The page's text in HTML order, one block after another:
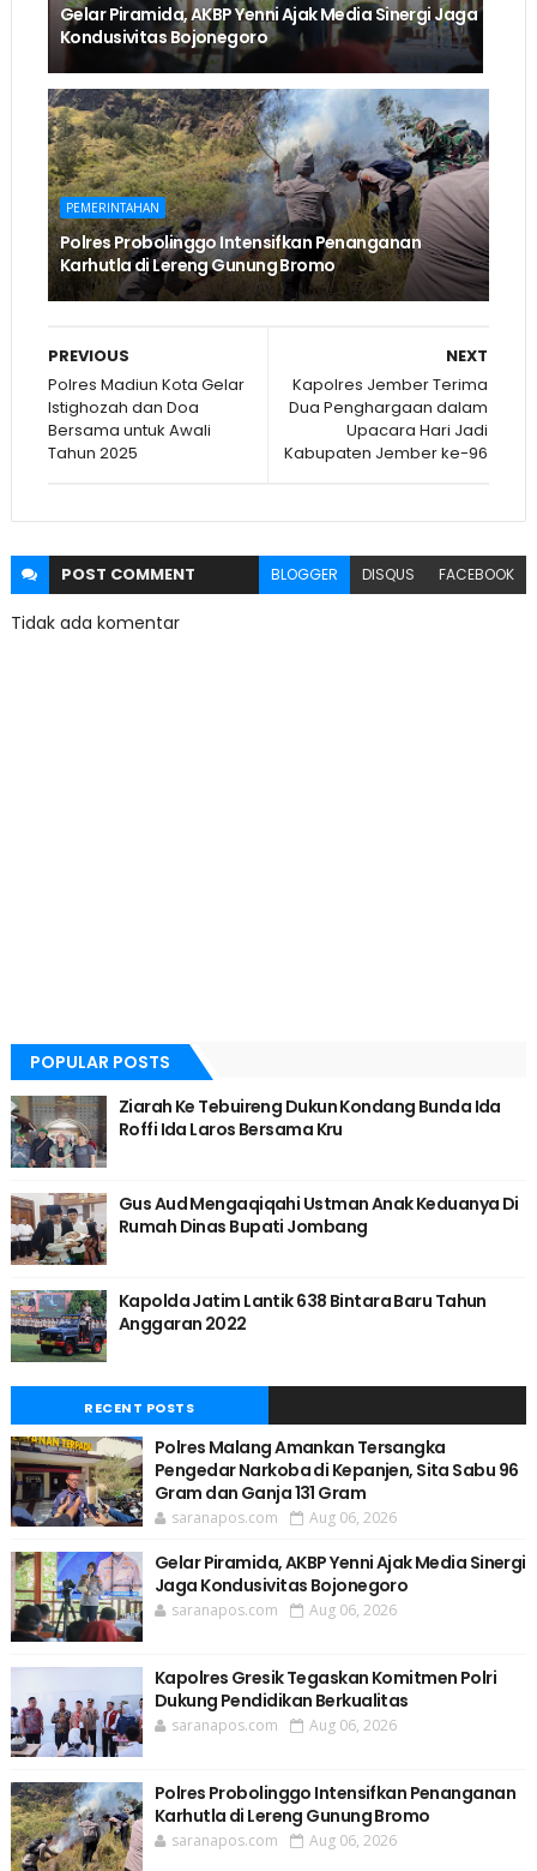
Gelar Piramida, AKBP Yenni Ajak Media Sinergi Jaga
Kondusivitas Bojonegoro
PEMERINTAHAN
Polres Probolinggo Intensifkan Penanganan
Karhutla di Lereng Gunung Bromo
NEXT
Kapolres Jember Terima
Dua Penghargaan dalam
Upacara Hari Jadi
Kabupaten Jember ke-96
PREVIOUS
Polres Madiun Kota Gelar
Istighozah dan Doa
Bersama untuk Awali
Tahun 2025
POST COMMENT BLOGGER DISQUS FACEBOOK
Tidak ada komentar
POPULAR POSTS
Ziarah Ke Tebuireng Dukun Kondang Bunda Ida
Roffi Ida Laros Bersama Kru
Gus Aud Mengaqiqahi Ustman Anak Keduanya Di
Rumah Dinas Bupati Jombang
Kapolda Jatim Lantik 638 Bintara Baru Tahun
Anggaran 2022
RECENT POSTS
Polres Malang Amankan Tersangka
Pengedar Narkoba di Kepanjen, Sita Sabu 96
Gram dan Ganja 131 Gram
saranapos.com Aug 06, 2026
Gelar Piramida, AKBP Yenni Ajak Media Sinergi
Jaga Kondusivitas Bojonegoro
saranapos.com Aug 06, 2026
Kapolres Gresik Tegaskan Komitmen Polri
Dukung Pendidikan Berkualitas
saranapos.com Aug 06, 2026
Polres Probolinggo Intensifkan Penanganan
Karhutla di Lereng Gunung Bromo
saranapos.com Aug 06, 2026